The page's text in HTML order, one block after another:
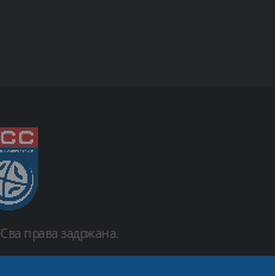
Сва права задржана.